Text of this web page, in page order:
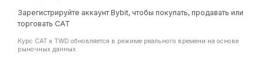
Зарегистрируйте аккаунт Bybit, чтобы покупать, продавать или
торговать CAT
Курс CAT к TWD обновляется в режиме реального времени на основе
рыночных данных.